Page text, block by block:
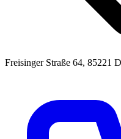
Freisinger Straße 64, 85221